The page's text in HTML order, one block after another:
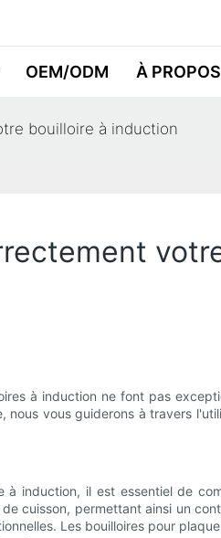
OEM/ODM À
bouilloire à induction
à induction ne font pas
vous guiderons à travers
induction, il est essentiel de
cuisson, permettant ainsi un
Les bouilloires pour